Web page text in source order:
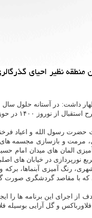
داشت: در آستانه حلول سال
حضرت رسول الله و
۵۸ ایستگاه اتوبوس، ترمیم و رنگ
آمیزی آبنماها، برکه
با مقاصد گردشگری صورت
و گل آرایی بوسیله